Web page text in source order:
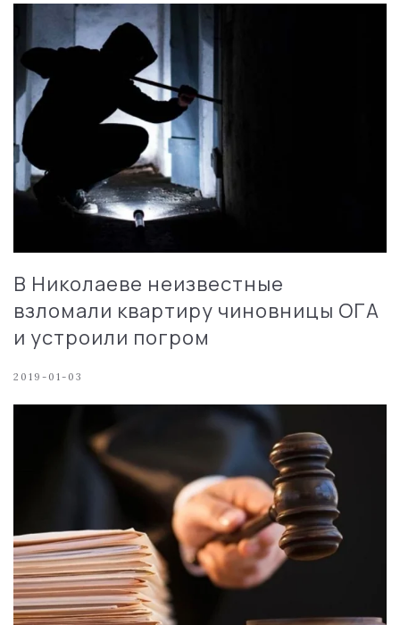
В Николаеве неизвестные
взломали квартиру чиновницы ОГА
и устроили погром
2019-01-03